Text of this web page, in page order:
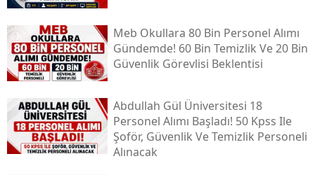
Meb Okullara 80 Bin Personel Alımı
Gündemde! 60 Bin Temizlik Ve 20 Bin
Güvenlik Görevlisi Beklentisi
Abdullah Gül Üniversitesi 18
Personel Alımı Başladı! 50 Kpss Ile
Şoför, Güvenlik Ve Temizlik Personeli
Alınacak